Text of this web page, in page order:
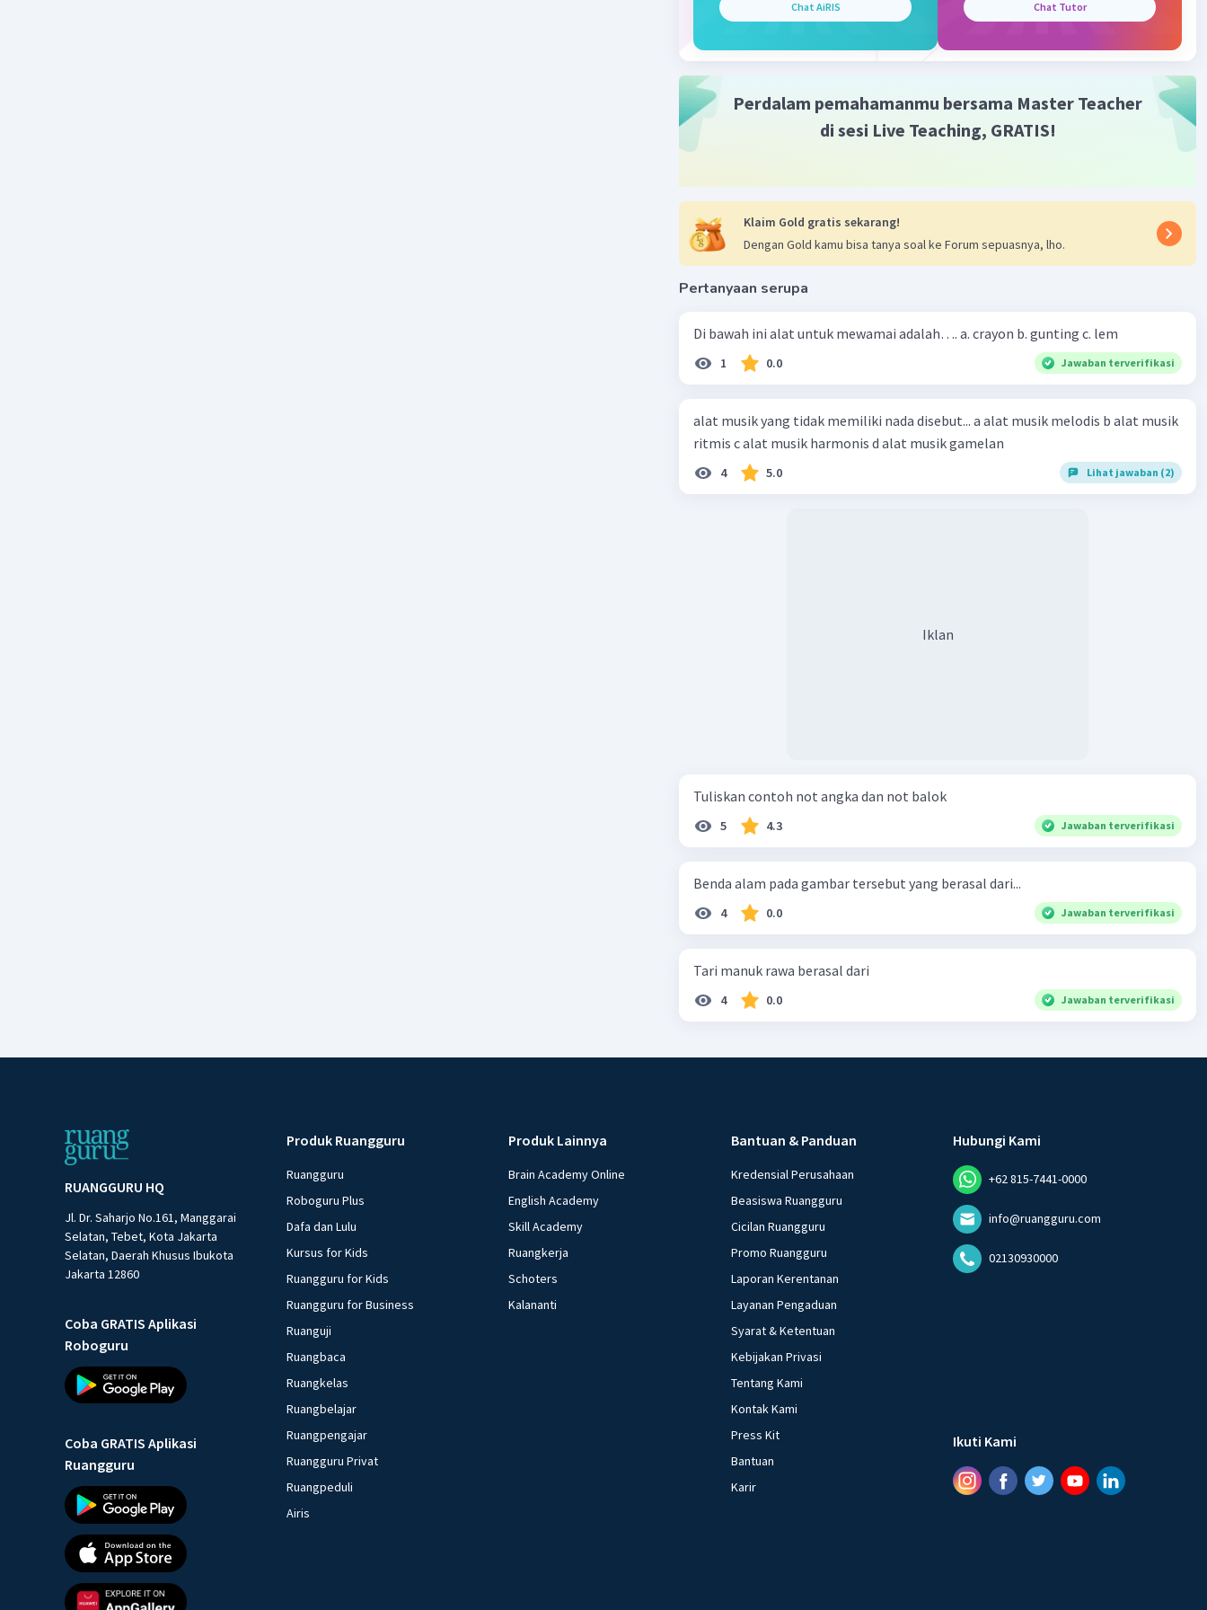
baik, pesan atau lirik dapat dipahami dengan jelas oleh pendengar.
Artikulasi yang buruk, di sisi lain, dapat menyebabkan kata-kata atau
suara terdengar samar, membingungkan, atau sulit dipahami.
pidato, akting, dan bahkan terapi bicara untuk meningkatkan
kejelasan dan kemampuan berbicara dengan baik. Kemampuan
kata-kata dan pesan yang disampaikan oleh para aktor dan penyanyi.
Beri Rating·0.0(0) Balas
Chat AiRIS Chat Tutor
Perdalam pemahamanmu bersama Master Teacher
di sesi Live Teaching, GRATIS!
Klaim Gold gratis sekarang!
Dengan Gold kamu bisa tanya soal ke Forum sepuasnya, lho.
Pertanyaan serupa
Di bawah ini alat untuk mewamai adalah…. a. crayon b. gunting c. lem
1 0.0 Jawaban terverifikasi
alat musik yang tidak memiliki nada disebut... a alat musik melodis b alat musik
ritmis c alat musik harmonis d alat musik gamelan
4 5.0 Lihat jawaban (2)
Iklan
Tuliskan contoh not angka dan not balok​
5 4.3 Jawaban terverifikasi
Benda alam pada gambar tersebut yang berasal dari...
4 0.0 Jawaban terverifikasi
Tari manuk rawa berasal dari
4 0.0 Jawaban terverifikasi
RUANGGURU HQ
Jl. Dr. Saharjo No.161, Manggarai
Selatan, Tebet, Kota Jakarta
Selatan, Daerah Khusus Ibukota
Jakarta 12860
Coba GRATIS Aplikasi
Roboguru
Coba GRATIS Aplikasi
Ruangguru
Produk Ruangguru
Ruangguru
Roboguru Plus
Dafa dan Lulu
Kursus for Kids
Ruangguru for Kids
Ruangguru for Business
Ruanguji
Ruangbaca
Ruangkelas
Ruangbelajar
Ruangpengajar
Ruangguru Privat
Ruangpeduli
Airis
Produk Lainnya
Brain Academy Online
English Academy
Skill Academy
Ruangkerja
Schoters
Kalananti
Bantuan & Panduan
Kredensial Perusahaan
Beasiswa Ruangguru
Cicilan Ruangguru
Promo Ruangguru
Laporan Kerentanan
Layanan Pengaduan
Syarat & Ketentuan
Kebijakan Privasi
Tentang Kami
Kontak Kami
Press Kit
Bantuan
Karir
Hubungi Kami
+62 815-7441-0000
info@ruangguru.com
02130930000
Ikuti Kami